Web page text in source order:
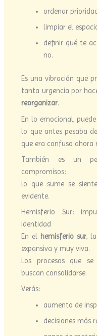
ordenar
limpiar el
definir qué te
no.
Es una vibración que
tanta urgencia por
reorganizar.
En lo emocional,
lo que antes pesaba
que era confuso ahora
También es un
compromisos:
lo que sume se
evidente.
Hemisferio Sur:
identidad
En el hemisferio sur,
expansiva y muy viva.
Los procesos que
buscan consolidarse.
Verás:
aumento de
decisiones más